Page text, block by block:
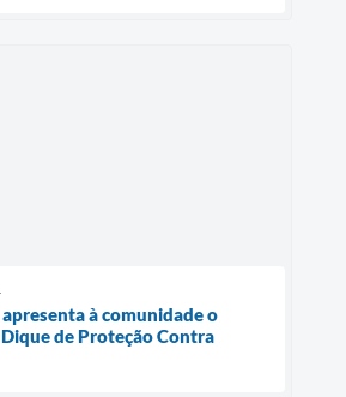
à comunidade o
de Proteção Contra